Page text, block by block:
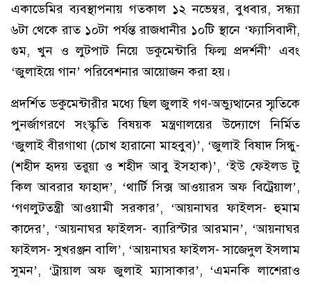
একাডেমির ব্যবস্থাপনায় গতকাল ১২ নভেম্বর, বুধবার, সন্ধ্যা
৬টা থেকে রাত ১০টা পর্যন্ত রাজধানীর ১০টি স্থানে ‘ফ্যাসিবাদী,
গুম, খুন ও লুটপাট নিয়ে ডকুমেন্টারি ফিল্ম প্রদর্শনী’ এবং
‘জুলাইয়ে গান’ পরিবেশনার আয়োজন করা হয়।
প্রদর্শিত ডকুমেন্টারীর মধ্যে ছিল জুলাই গণ-অভ্যুত্থানের স্মৃতিকে
পুনর্জাগরণে সংস্কৃতি বিষয়ক মন্ত্রণালয়ের উদ্যোগে নির্মিত
‘জুলাই বীরগাথা (চোখ হারানো মাহবুব)’, ‘জুলাই বিষাদ সিন্ধু-
(শহীদ হৃদয় তরুয়া ও শহীদ আবু ইসহাক)’, ‘ইউ ফেইলড টু
কিল আবরার ফাহাদ’, ‘থার্টি সিক্স আওয়ারস অফ বিট্রেয়াল’,
‘গণলুটতন্ত্রী আওয়ামী সরকার’, ‘আয়নাঘর ফাইলস- হুমাম
কাদের’, ‘আয়নাঘর ফাইলস- ব্যারিস্টার আরমান’, ‘আয়নাঘর
ফাইলস- সুখরঞ্জন বালি’, ‘আয়নাঘর ফাইলস- সাজেদুল ইসলাম
সুমন’, ‘ট্রায়াল অফ জুলাই ম্যাসাকার’, ‘এমনকি লাশেরাও